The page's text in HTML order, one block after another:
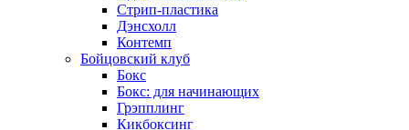
Стрип-пластика
Дэнсхолл
Контемп
Бойцовский клуб
Бокс
Бокс: для начинающих
Грэпплинг
Кикбоксинг